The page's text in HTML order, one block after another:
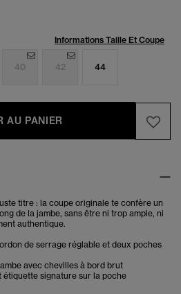
Informations Taille Et Coupe
40 42 44
AU PANIER
titre : la coupe originale te confère un
de la jambe, sans être ni trop ample, ni
authentique.
de serrage réglable et deux poches
avec chevilles à bord brut
étiquette signature sur la poche